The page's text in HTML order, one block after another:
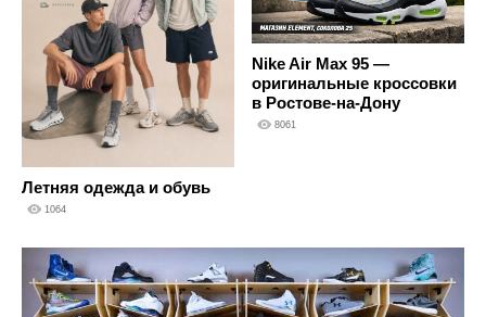
Летняя одежда и обувь
1064
Nike Air Max 95 —
оригинальные кроссовки
в Ростове-на-Дону
8061